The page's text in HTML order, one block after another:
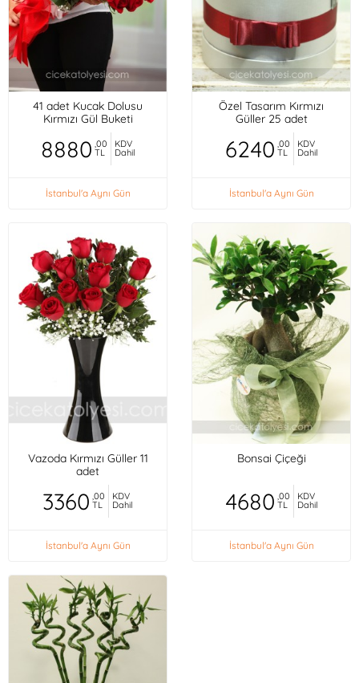
41 adet Kucak Dolusu
Kırmızı Gül Buketi
8880 ,00
TL
KDV
Dahil
İstanbul'a Aynı Gün
Özel Tasarım Kırmızı
Güller 25 adet
6240 ,00
TL
KDV
Dahil
İstanbul'a Aynı Gün
Vazoda Kırmızı Güller 11
adet
3360 ,00
TL
KDV
Dahil
İstanbul'a Aynı Gün
Bonsai Çiçeği
4680 ,00
TL
KDV
Dahil
İstanbul'a Aynı Gün